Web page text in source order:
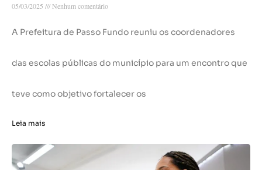
05/03/2025 Nenhum comentário
A Prefeitura de Passo Fundo reuniu os coordenadores
das escolas públicas do município para um encontro que
teve como objetivo fortalecer os
Leia mais